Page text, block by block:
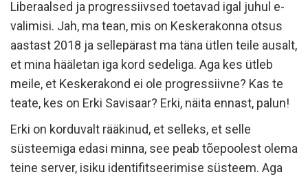
Liberaalsed ja progressiivsed toetavad igal juhul e-
valimisi. Jah, ma tean, mis on Keskerakonna otsus
aastast 2018 ja sellepärast ma täna ütlen teile ausalt,
et mina hääletan iga kord sedeliga. Aga kes ütleb
meile, et Keskerakond ei ole progressiivne? Kas te
teate, kes on Erki Savisaar? Erki, näita ennast, palun!
Erki on korduvalt rääkinud, et selleks, et selle
süsteemiga edasi minna, see peab tõepoolest olema
teine server, isiku identifitseerimise süsteem. Aga